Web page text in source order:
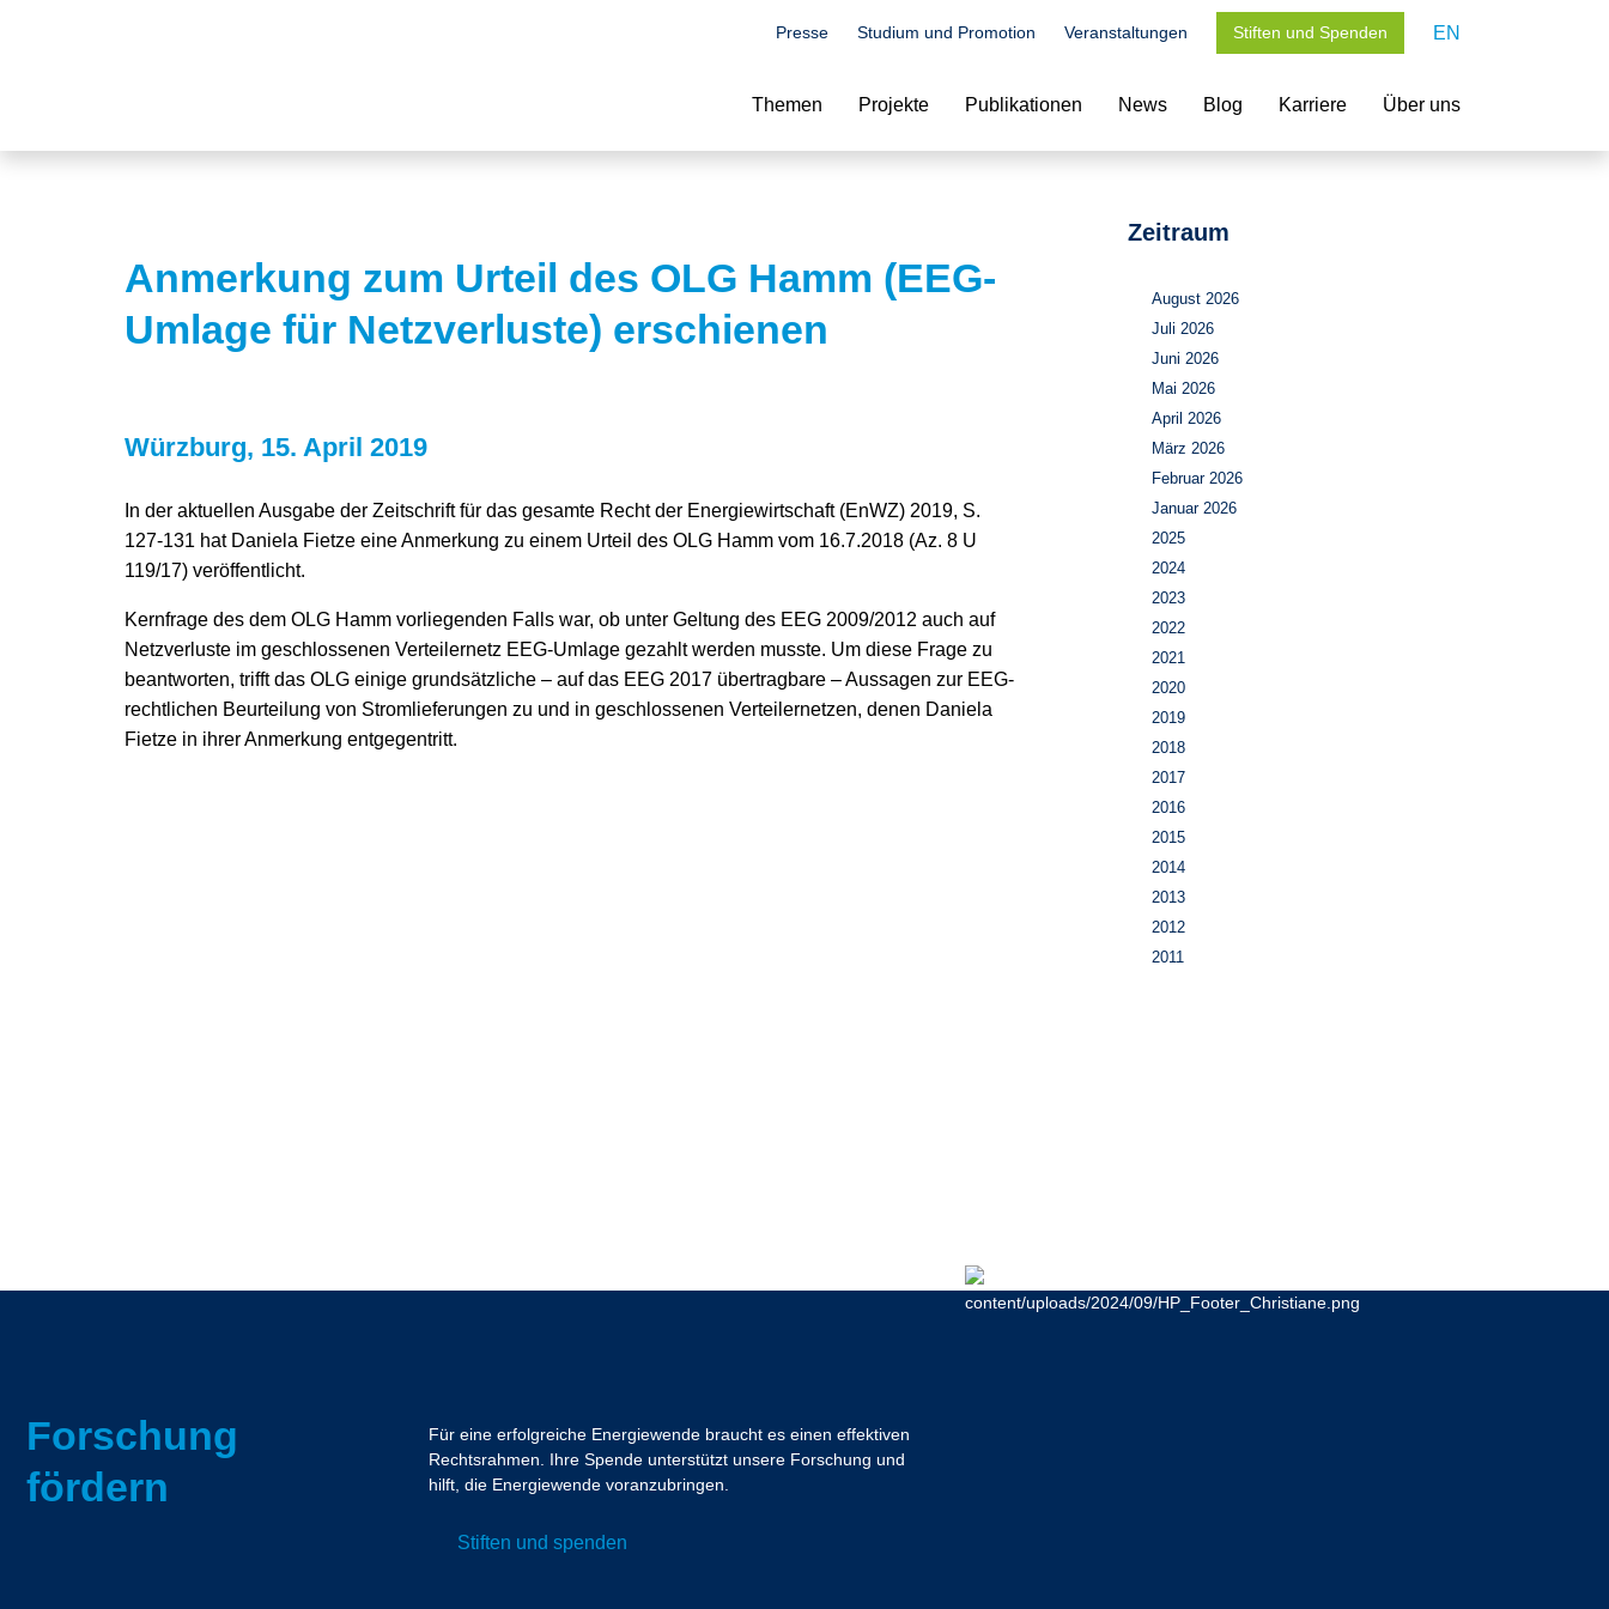
Presse Studium und Promotion Veranstaltungen Stiften und Spenden EN
Themen Projekte Publikationen News Blog Karriere Über uns
Anmerkung zum Urteil des OLG Hamm (EEG-
Umlage für Netzverluste) erschienen
Würzburg, 15. April 2019
In der aktuellen Ausgabe der Zeitschrift für das gesamte Recht der Energiewirtschaft (EnWZ) 2019, S.
127-131 hat Daniela Fietze eine Anmerkung zu einem Urteil des OLG Hamm vom 16.7.2018 (Az. 8 U
119/17) veröffentlicht.
Kernfrage des dem OLG Hamm vorliegenden Falls war, ob unter Geltung des EEG 2009/2012 auch auf
Netzverluste im geschlossenen Verteilernetz EEG-Umlage gezahlt werden musste. Um diese Frage zu
beantworten, trifft das OLG einige grundsätzliche – auf das EEG 2017 übertragbare – Aussagen zur EEG-
rechtlichen Beurteilung von Stromlieferungen zu und in geschlossenen Verteilernetzen, denen Daniela
Fietze in ihrer Anmerkung entgegentritt.
Zeitraum
August 2026
Juli 2026
Juni 2026
Mai 2026
April 2026
März 2026
Februar 2026
Januar 2026
2025
2024
2023
2022
2021
2020
2019
2018
2017
2016
2015
2014
2013
2012
2011
Forschung
fördern
Für eine erfolgreiche Energiewende braucht es einen effektiven
Rechtsrahmen. Ihre Spende unterstützt unsere Forschung und
hilft, die Energiewende voranzubringen.
Stiften und spenden